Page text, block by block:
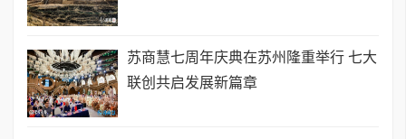
苏商慧七周年庆典在苏州隆重举行 七大
联创共启发展新篇章